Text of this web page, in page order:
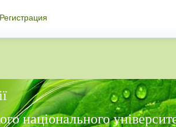
Регистрация
національного